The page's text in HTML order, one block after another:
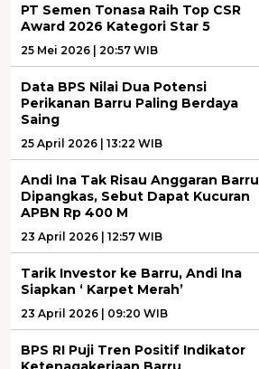
PT Semen Tonasa Raih Top CSR
Award 2026 Kategori Star 5
25 Mei 2026 | 20:57 WIB
Data BPS Nilai Dua Potensi
Perikanan Barru Paling Berdaya
Saing
25 April 2026 | 13:22 WIB
Andi Ina Tak Risau Anggaran Barru
Dipangkas, Sebut Dapat Kucuran
APBN Rp 400 M
23 April 2026 | 12:57 WIB
Tarik Investor ke Barru, Andi Ina
Siapkan ‘ Karpet Merah’
23 April 2026 | 09:20 WIB
BPS RI Puji Tren Positif Indikator